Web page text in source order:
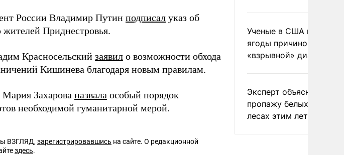
России Владимир Путин подписал указ об
Приднестровья.
Красносельский заявил о возможности обхода
Кишинева благодаря новым правилам.
Захарова назвала особый порядок
необходимой гуманитарной мерой.
ВЗГЛЯД, зарегистрировавшись на сайте. О редакционной
здесь.
Ученые в США назвали
ягоды причиной
«взрывной» диареи
Эксперт объяснил
пропажу белых грибов
лесах этим летом